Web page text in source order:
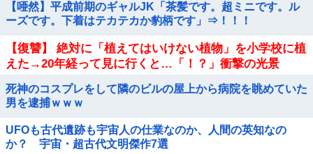
【唖然】平成前期のギャルJK「茶髪です。超ミニです。ル
ーズです。下着はテカテカか豹柄です」⇒！！！
【復讐】 絶対に「植えてはいけない植物」を小学校に植
えた→20年経って見に行くと…「！？」衝撃の光景
が・・・
死神のコスプレをして隣のビルの屋上から病院を眺めていた
男を逮捕ｗｗｗ
UFOも古代遺跡も宇宙人の仕業なのか、人間の英知なの
か？ 宇宙・超古代文明傑作7選